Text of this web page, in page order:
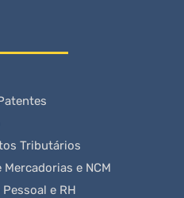
Tributários
e NCM
e RH